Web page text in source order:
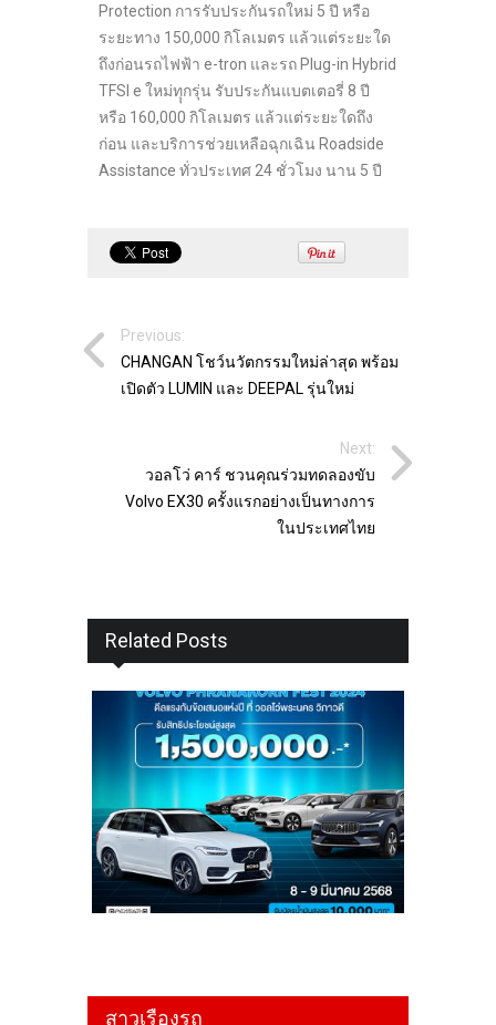
Protection การรับประกันรถใหม่ 5 ปี หรือ
ระยะทาง 150,000 กิโลเมตร แล้วแต่ระยะใด
ถึงก่อนรถไฟฟ้า e-tron และรถ Plug-in Hybrid
TFSI e ใหม่ทุุกรุ่น รับประกันแบตเตอรี่ 8 ปี
หรือ 160,000 กิโลเมตร แล้วแต่ระยะใดถึง
ก่อน และบริการช่วยเหลือฉุกเฉิน Roadside
Assistance ทั่วประเทศ 24 ชั่วโมง นาน 5 ปี
Previous:
CHANGAN โชว์นวัตกรรมใหม่ล่าสุด พร้อม
เปิดตัว LUMIN และ DEEPAL รุ่นใหม่
Next:
วอลโว่ คาร์ ชวนคุณร่วมทดลองขับ
Volvo EX30 ครั้งแรกอย่างเป็นทางการ
ในประเทศไทย
Related Posts
สาวเรืองรถ